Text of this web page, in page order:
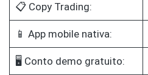
📋 Copy Trading:
📱 App mobile nativa:
🖥️ Conto demo gratuito: